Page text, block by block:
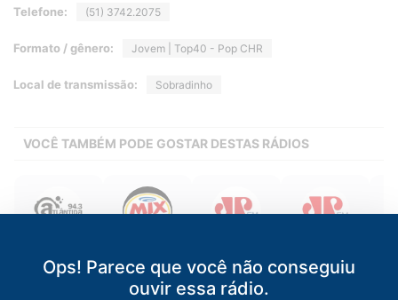
Telefone: (51) 3742.2075
Formato / gênero: Jovem | Top40 - Pop CHR
Local de transmissão: Sobradinho
VOCÊ TAMBÉM PODE GOSTAR DESTAS RÁDIOS
Porto Alegre/ RS
94.3 FM
Porto Alegre /RS
107.1 FM
Porto Alegre/RS
90.7 FM
Bento
Gonçalves/RS
Ops! Parece que você não conseguiu
ouvir essa rádio.